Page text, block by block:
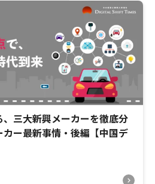
、三大新興メーカーを徹底分
カー最新事情・後編【中国デ